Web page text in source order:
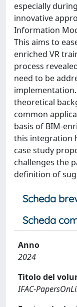
especially
innovative
Information
This aims to
enriched VR
process
need to be
theoretical
common
basis of BIM-
this integration
case study
challenges the
definition of
Scheda
Scheda
Anno
2024
Titolo del
IFAC-